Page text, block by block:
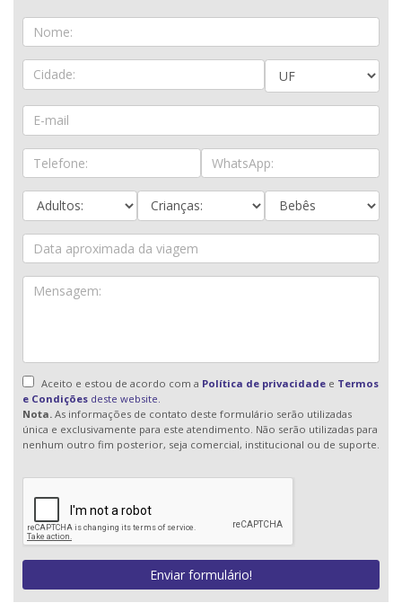
Aceito e estou de acordo com a Política de privacidadee Termos
e Condições deste website.
Nota. As informações de contato deste formulário serão utilizadas
única e exclusivamente para este atendimento. Não serão utilizadas para
nenhum outro fim posterior, seja comercial, institucional ou de suporte.
Enviar formulário!